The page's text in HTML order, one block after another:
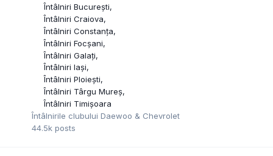
Întâlniri București
Întâlniri Craiova
Întâlniri Constanța
Întâlniri Focșani
Întâlniri Galați
Întâlniri Iași
Întâlniri Ploiești
Întâlniri Târgu Mureș
Întâlniri Timișoara
Întâlnirile clubului Daewoo & Chevrolet
44.5k posts